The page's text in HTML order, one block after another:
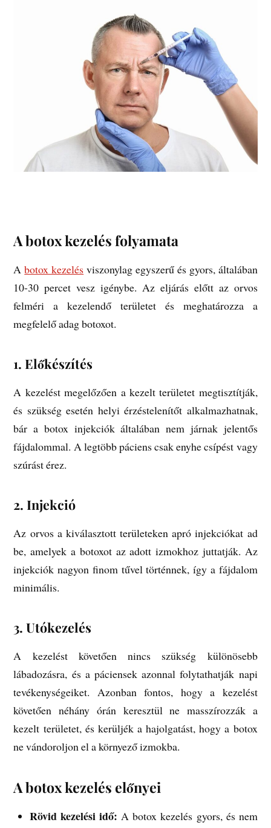
A botox kezelés folyamata
Abotox kezelés viszonylag egyszerű és gyors, általában
10-30 percet vesz igénybe. Az eljárás előtt az orvos
felméri a kezelendő területet és meghatározza a
megfelelő adag botoxot.
1. Előkészítés
A kezelést megelőzően a kezelt területet megtisztítják,
és szükség esetén helyi érzéstelenítőt alkalmazhatnak,
bár a botox injekciók általában nem járnak jelentős
fájdalommal. A legtöbb páciens csak enyhe csípést vagy
szúrást érez.
2. Injekció
Az orvos a kiválasztott területeken apró injekciókat ad
be, amelyek a botoxot az adott izmokhoz juttatják. Az
injekciók nagyon finom tűvel történnek, így a fájdalom
minimális.
3.Utókezelés
A kezelést követően nincs szükség különösebb
lábadozásra, és a páciensek azonnal folytathatják napi
tevékenységeiket. Azonban fontos, hogy a kezelést
követően néhány órán keresztül ne masszírozzák a
kezelt területet, és kerüljék a hajolgatást, hogy a botox
ne vándoroljon el a környező izmokba.
A botox kezelés előnyei
Rövid kezelési idő: A botox kezelés gyors, és nem